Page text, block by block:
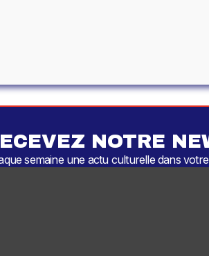
NOTRE
semaine une actu culturelle dans